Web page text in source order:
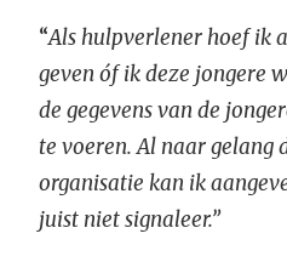
“Als hulpverlener hoef ik
geven óf ik deze jongere
de gegevens van de
te voeren. Al naar gelang
organisatie kan ik
juist niet signaleer.”